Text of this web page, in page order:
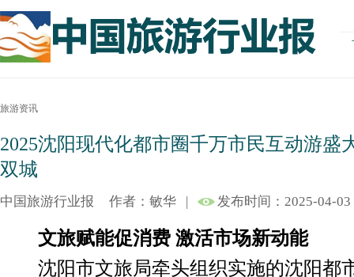
旅游资讯
2025沈阳现代化都市圈千万市民互动游盛
双城
中国旅游行业报 作者：敏华 | 发布时间：2025-04-03
文旅赋能促消费 激活市场新动能
沈阳市文旅局牵头组织实施的沈阳都